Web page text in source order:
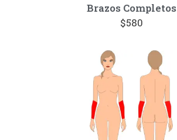
Brazos Completos
$580